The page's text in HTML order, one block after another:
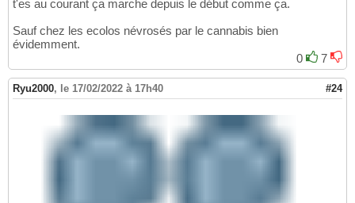
t'es au courant ça marche depuis le début comme ça.
Sauf chez les ecolos névrosés par le cannabis bien
évidemment.
0
7
Ryu2000, le 17/02/2022 à 17h40 #24